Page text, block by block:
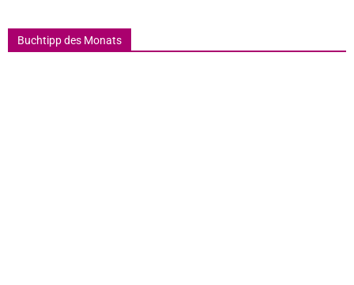
Buchtipp des Monats